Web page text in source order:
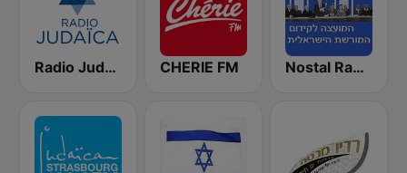
Radio Judaïca 90.2 FM CHERIE FM Nostal Radio (רדיו נוסטלגיה)